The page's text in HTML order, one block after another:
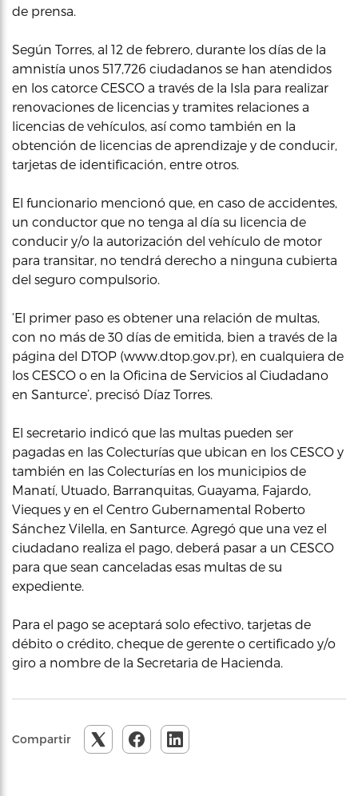
de prensa.
Según Torres, al 12 de febrero, durante los días de la
amnistía unos 517,726 ciudadanos se han atendidos
en los catorce CESCO a través de la Isla para realizar
renovaciones de licencias y tramites relaciones a
licencias de vehículos, así como también en la
obtención de licencias de aprendizaje y de conducir,
tarjetas de identificación, entre otros.
El funcionario mencionó que, en caso de accidentes,
un conductor que no tenga al día su licencia de
conducir y/o la autorización del vehículo de motor
para transitar, no tendrá derecho a ninguna cubierta
del seguro compulsorio.
‘El primer paso es obtener una relación de multas,
con no más de 30 días de emitida, bien a través de la
página del DTOP (www.dtop.gov.pr), en cualquiera de
los CESCO o en la Oficina de Servicios al Ciudadano
en Santurce’, precisó Díaz Torres.
El secretario indicó que las multas pueden ser
pagadas en las Colecturías que ubican en los CESCO y
también en las Colecturías en los municipios de
Manatí, Utuado, Barranquitas, Guayama, Fajardo,
Vieques y en el Centro Gubernamental Roberto
Sánchez Vilella, en Santurce. Agregó que una vez el
ciudadano realiza el pago, deberá pasar a un CESCO
para que sean canceladas esas multas de su
expediente.
Para el pago se aceptará solo efectivo, tarjetas de
débito o crédito, cheque de gerente o certificado y/o
giro a nombre de la Secretaria de Hacienda.
Compartir